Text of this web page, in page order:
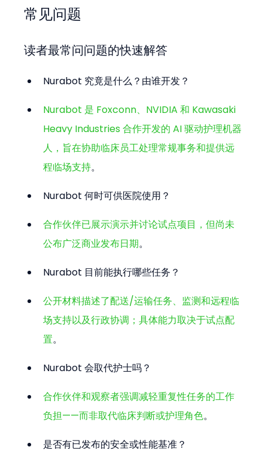
常见问题
读者最常问问题的快速解答
Nurabot 究竟是什么？由谁开发？
Nurabot 是 Foxconn、NVIDIA 和 Kawasaki
Heavy Industries 合作开发的 AI 驱动护理机器
人，旨在协助临床员工处理常规事务和提供远
程临场支持。
Nurabot 何时可供医院使用？
合作伙伴已展示演示并讨论试点项目，但尚未
公布广泛商业发布日期。
Nurabot 目前能执行哪些任务？
公开材料描述了配送/运输任务、监测和远程临
场支持以及行政协调；具体能力取决于试点配
置。
Nurabot 会取代护士吗？
合作伙伴和观察者强调减轻重复性任务的工作
负担——而非取代临床判断或护理角色。
是否有已发布的安全或性能基准？